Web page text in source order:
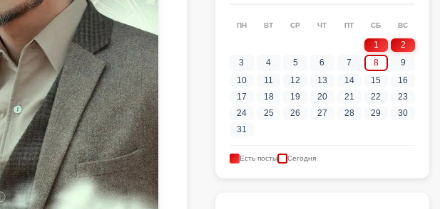
ПН ВТ СР ЧТ ПТ СБ ВС
1
2
3
4 5 6 7 8
9
10
11 12 13 14 15
16
17
18 19 20 21 22
23
24
25 26 27 28 29
30
31
Есть посты Сегодня